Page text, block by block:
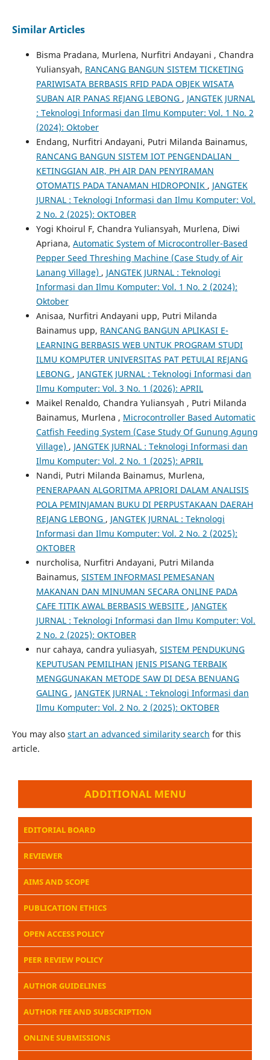
Similar Articles
Bisma Pradana, Murlena, Nurfitri Andayani , Chandra
Yuliansyah, RANCANG BANGUN SISTEM TICKETING
PARIWISATA BERBASIS RFID PADA OBJEK WISATA
SUBAN AIR PANAS REJANG LEBONG , JANGTEK JURNAL
: Teknologi Informasi dan Ilmu Komputer: Vol. 1 No. 2
(2024): Oktober
Endang, Nurfitri Andayani, Putri Milanda Bainamus,
RANCANG BANGUN SISTEM IOT PENGENDALIAN
KETINGGIAN AIR, PH AIR DAN PENYIRAMAN
OTOMATIS PADA TANAMAN HIDROPONIK , JANGTEK
JURNAL : Teknologi Informasi dan Ilmu Komputer: Vol.
2 No. 2 (2025): OKTOBER
Yogi Khoirul F, Chandra Yuliansyah, Murlena, Diwi
Apriana, Automatic System of Microcontroller-Based
Pepper Seed Threshing Machine (Case Study of Air
Lanang Village) , JANGTEK JURNAL : Teknologi
Informasi dan Ilmu Komputer: Vol. 1 No. 2 (2024):
Oktober
Anisaa, Nurfitri Andayani upp, Putri Milanda
Bainamus upp, RANCANG BANGUN APLIKASI E-
LEARNING BERBASIS WEB UNTUK PROGRAM STUDI
ILMU KOMPUTER UNIVERSITAS PAT PETULAI REJANG
LEBONG , JANGTEK JURNAL : Teknologi Informasi dan
Ilmu Komputer: Vol. 3 No. 1 (2026): APRIL
Maikel Renaldo, Chandra Yuliansyah , Putri Milanda
Bainamus, Murlena , Microcontroller Based Automatic
Catfish Feeding System (Case Study Of Gunung Agung
Village) , JANGTEK JURNAL : Teknologi Informasi dan
Ilmu Komputer: Vol. 2 No. 1 (2025): APRIL
Nandi, Putri Milanda Bainamus, Murlena,
PENERAPAAN ALGORITMA APRIORI DALAM ANALISIS
POLA PEMINJAMAN BUKU DI PERPUSTAKAAN DAERAH
REJANG LEBONG , JANGTEK JURNAL : Teknologi
Informasi dan Ilmu Komputer: Vol. 2 No. 2 (2025):
OKTOBER
nurcholisa, Nurfitri Andayani, Putri Milanda
Bainamus, SISTEM INFORMASI PEMESANAN
MAKANAN DAN MINUMAN SECARA ONLINE PADA
CAFE TITIK AWAL BERBASIS WEBSITE , JANGTEK
JURNAL : Teknologi Informasi dan Ilmu Komputer: Vol.
2 No. 2 (2025): OKTOBER
nur cahaya, candra yuliasyah, SISTEM PENDUKUNG
KEPUTUSAN PEMILIHAN JENIS PISANG TERBAIK
MENGGUNAKAN METODE SAW DI DESA BENUANG
GALING , JANGTEK JURNAL : Teknologi Informasi dan
Ilmu Komputer: Vol. 2 No. 2 (2025): OKTOBER
You may also start an advanced similarity search for this
article.
ADDITIONAL MENU
EDITORIAL BOARD
REVIEWER
AIMS AND SCOPE
PUBLICATION ETHICS
OPEN ACCESS POLICY
PEER REVIEW POLICY
AUTHOR GUIDELINES
AUTHOR FEE AND SUBSCRIPTION
ONLINE SUBMISSIONS